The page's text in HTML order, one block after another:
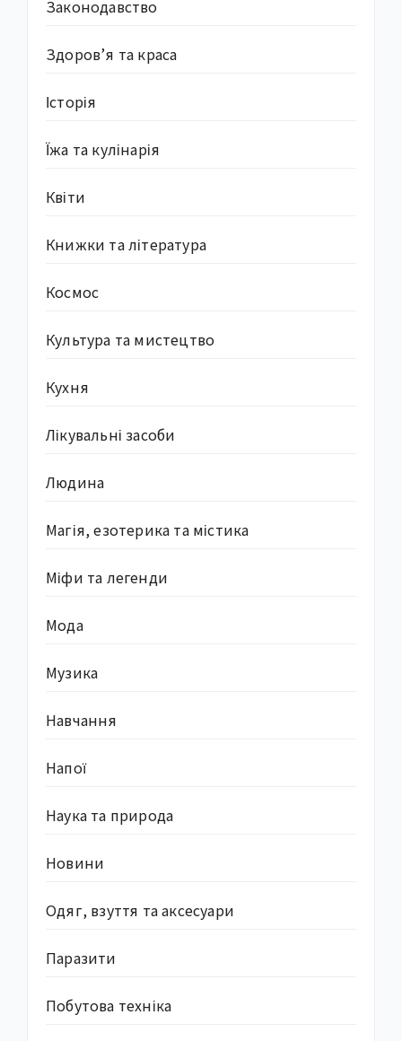
Законодавство
Здоров’я та краса
Історія
Їжа та кулінарія
Квіти
Книжки та література
Космос
Культура та мистецтво
Кухня
Лікувальні засоби
Людина
Магія, езотерика та містика
Міфи та легенди
Мода
Музика
Навчання
Напої
Наука та природа
Новини
Одяг, взуття та аксесуари
Паразити
Побутова техніка